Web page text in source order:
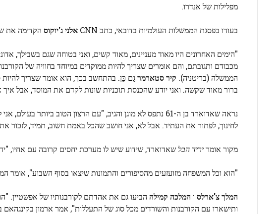
מפלילות של אנדרו.
בעודו בפסגת הממשלות העולמיות בדובאי, כתב CNN אלני ג'יוקוס הקדימה את
"הימים האחרונים היו מאוד מעניינים, מאוד קשים, ואני בטוחה שגם בשבילך,
מכבודם ותגובתם, והם אומרים שצריך להיות ממוקדים במיוחד בחוויה של
הממשלה (בריטניה). קיר סטארמרגַם כֵּן. בהתחשב בכך, הוא אומר שצריך להיות
ברור מאוד שקשה. ואני יודע שהכנסת תוכניות שונות לקדם את המוסד, אבל
נראה שאדוארד בן ה-61 נתפס לא מוגן והגיב, "עם הרצון הטוב
לחינוך, לפתור את העתיד. אבל לא, אני חושב שהכל באמת חשוב, תמיד, לזכור
מקור אומריריד הבל שאדוארד, שידוע שיש לו מערכת יחסים קרובה עם אחיו,
"הוא וכל המשפחה מזועזעים מהסיפורים והתמונות שיצאו בסוף השבוע", אומר
המלך צ'ארלס ו המלכה קמילה הביעו גם את אהדתם לקורבנותיו של
ותישארו עם הקורבנות והשורדים מכל סוג של התעללות", אמר ארמון